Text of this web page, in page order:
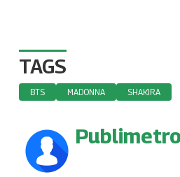
TAGS
BTS MADONNA SHAKIRA
Publimetro